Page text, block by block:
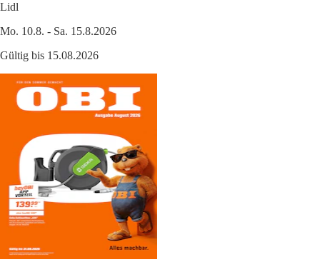
Lidl
Mo. 10.8. - Sa. 15.8.2026
Gültig bis 15.08.2026